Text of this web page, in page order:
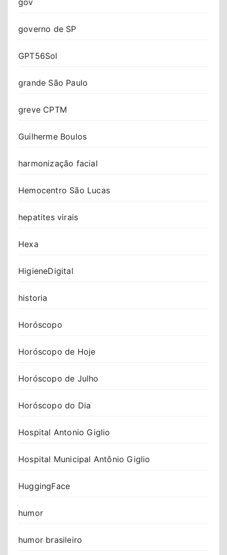
governo de SP
GPT56Sol
grande São Paulo
greve CPTM
Guilherme Boulos
harmonização facial
Hemocentro São Lucas
hepatites virais
Hexa
HigieneDigital
historia
Horóscopo
Horóscopo de Hoje
Horóscopo de Julho
Horóscopo do Dia
Hospital Antonio Giglio
Hospital Municipal Antônio Giglio
HuggingFace
humor
humor brasileiro